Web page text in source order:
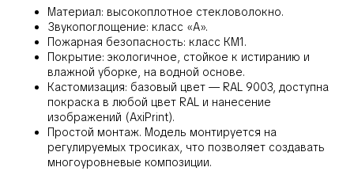
Материал: высокоплотное стекловолокно.
Звукопоглощение: класс «А».
Пожарная безопасность: класс КМ1.
Покрытие: экологичное, стойкое к истиранию и
влажной уборке, на водной основе.
Кастомизация: базовый цвет — RAL 9003, доступна
покраска в любой цвет RAL и нанесение
изображений (AxiPrint).
Простой монтаж. Модель монтируется на
регулируемых тросиках, что позволяет создавать
многоуровневые композиции.